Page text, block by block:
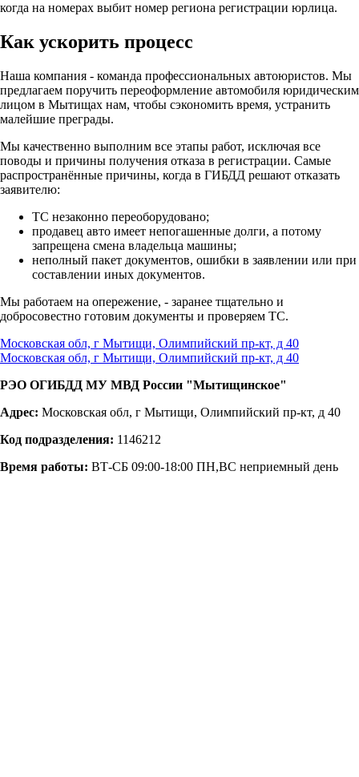
когда на номерах выбит номер региона регистрации юрлица.
Как ускорить процесс
Наша компания - команда профессиональных автоюристов. Мы
предлагаем поручить переоформление автомобиля юридическим
лицом в Мытищах нам, чтобы сэкономить время, устранить
малейшие преграды.
Мы качественно выполним все этапы работ, исключая все
поводы и причины получения отказа в регистрации. Самые
распространённые причины, когда в ГИБДД решают отказать
заявителю:
ТС незаконно переоборудовано;
продавец авто имеет непогашенные долги, а потому
запрещена смена владельца машины;
неполный пакет документов, ошибки в заявлении или при
составлении иных документов.
Мы работаем на опережение, - заранее тщательно и
добросовестно готовим документы и проверяем ТС.
Московская обл, г Мытищи, Олимпийский пр-кт, д 40
Московская обл, г Мытищи, Олимпийский пр-кт, д 40
РЭО ОГИБДД МУ МВД России "Мытищинское"
Адрес: Московская обл, г Мытищи, Олимпийский пр-кт, д 40
Код подразделения: 1146212
Время работы: ВТ-СБ 09:00-18:00 ПН,ВС неприемный день